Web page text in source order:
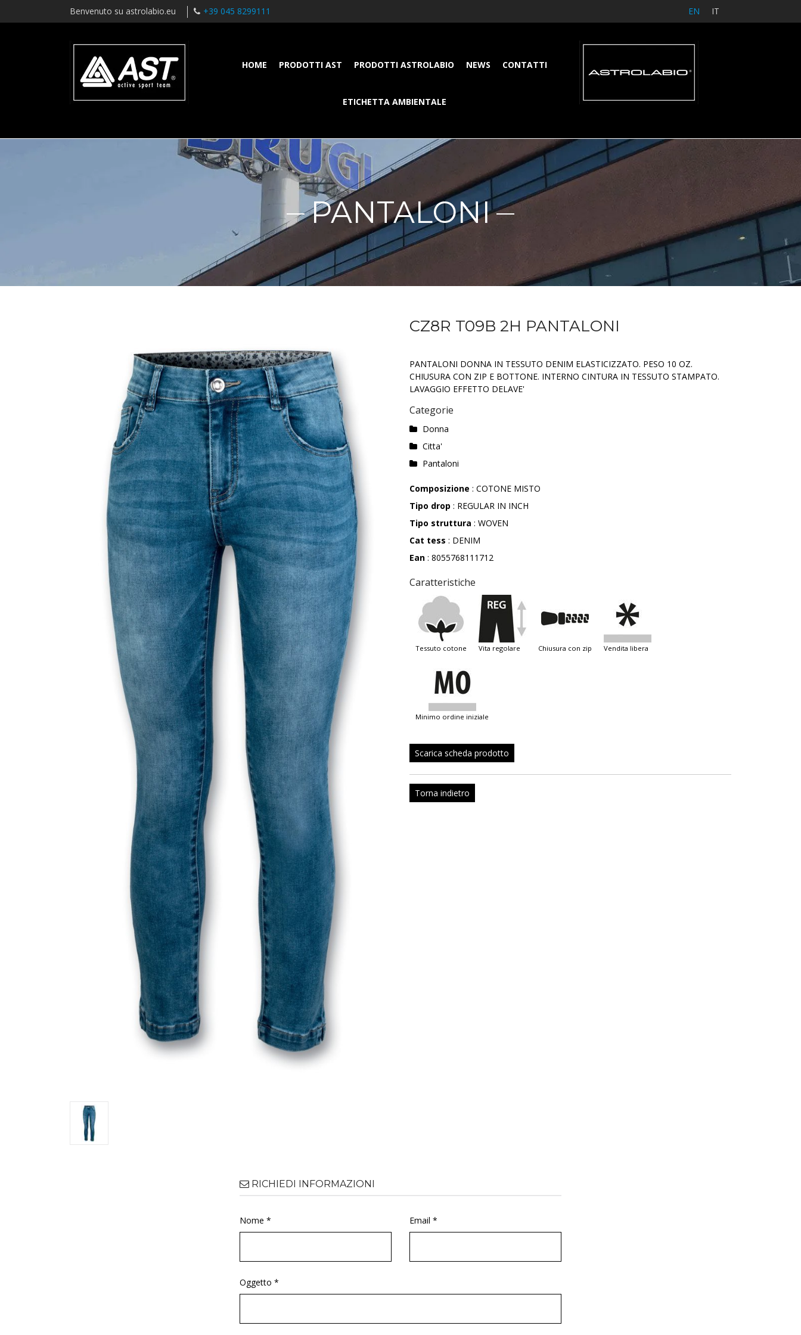
Benvenuto su astrolabio.eu +39 045 8299111 EN IT
HOME PRODOTTI AST PRODOTTI ASTROLABIO NEWS CONTATTI
ETICHETTA AMBIENTALE
PANTALONI
CZ8R T09B 2H PANTALONI
PANTALONI DONNA IN TESSUTO DENIM ELASTICIZZATO. PESO 10 OZ.
CHIUSURA CON ZIP E BOTTONE. INTERNO CINTURA IN TESSUTO STAMPATO.
LAVAGGIO EFFETTO DELAVE'
Categorie
Donna
Citta'
Pantaloni
Composizione : COTONE MISTO
Tipo drop : REGULAR IN INCH
Tipo struttura : WOVEN
Cat tess : DENIM
Ean : 8055768111712
Caratteristiche
tessuto cotone vita regolare chiusura con zip vendita libera
minimo ordine iniziale
Scarica scheda prodotto
Torna indietro
RICHIEDI INFORMAZIONI
Nome * Email *
Oggetto *